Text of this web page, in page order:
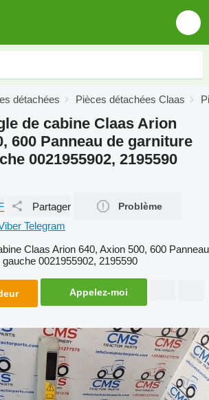
détachées Pièces détachées Claas
de cabine Claas Arion
600 Panneau de garniture
0021955902, 2195590
Partager Problème
Telegram
Claas Arion 640, Axion 500, 600 Panneau
0021955902, 2195590
Appelez-moi